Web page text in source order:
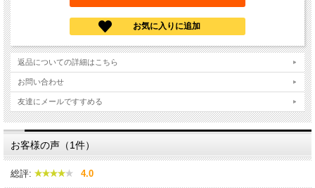
返品についての詳細はこちら
お問い合わせ
友達にメールですすめる
お客様の声（1件）
総評: 4.0